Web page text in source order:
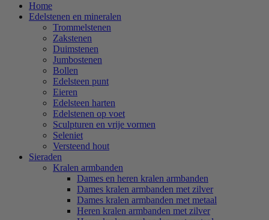
Home
Edelstenen en mineralen
Trommelstenen
Zakstenen
Duimstenen
Jumbostenen
Bollen
Edelsteen punt
Eieren
Edelsteen harten
Edelstenen op voet
Sculpturen en vrije vormen
Seleniet
Versteend hout
Sieraden
Kralen armbanden
Dames en heren kralen armbanden
Dames kralen armbanden met zilver
Dames kralen armbanden met metaal
Heren kralen armbanden met zilver